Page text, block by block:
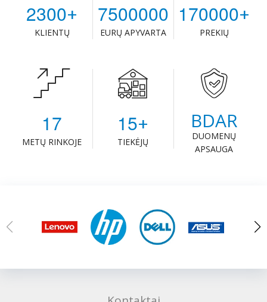
2300+
KLIENTŲ
7500000
EURŲ APYVARTA
170000+
PREKIŲ
17
METŲ RINKOJE
15+
TIEKĖJŲ
BDAR
DUOMENŲ
APSAUGA